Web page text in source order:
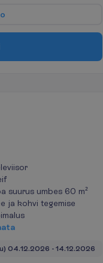
o
suurus umbes 60 m²
ja kohvi tegemise
ata
04.12.2026 - 14.12.2026